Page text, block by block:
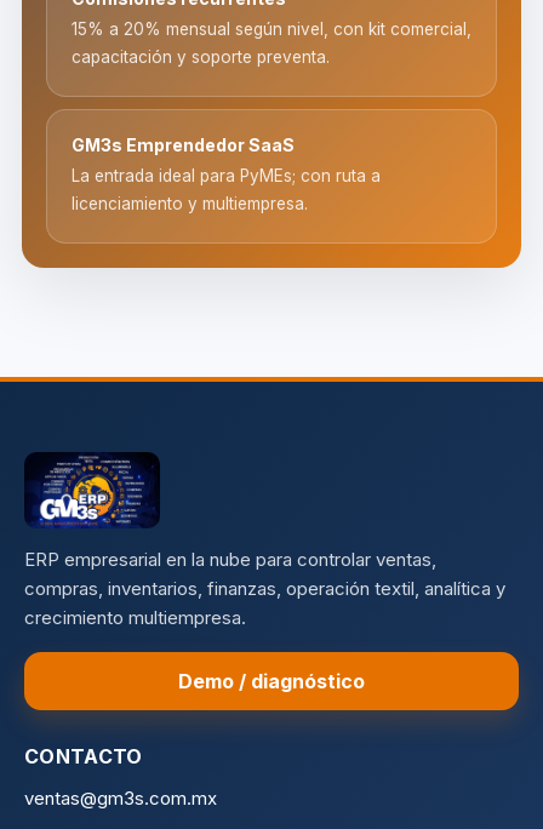
15% a 20% mensual según nivel, con kit comercial,
capacitación y soporte preventa.
GM3s Emprendedor SaaS
La entrada ideal para PyMEs; con ruta a
licenciamiento y multiempresa.
ERP empresarial en la nube para controlar ventas,
compras, inventarios, finanzas, operación textil, analítica y
crecimiento multiempresa.
Demo / diagnóstico
CONTACTO
ventas@gm3s.com.mx